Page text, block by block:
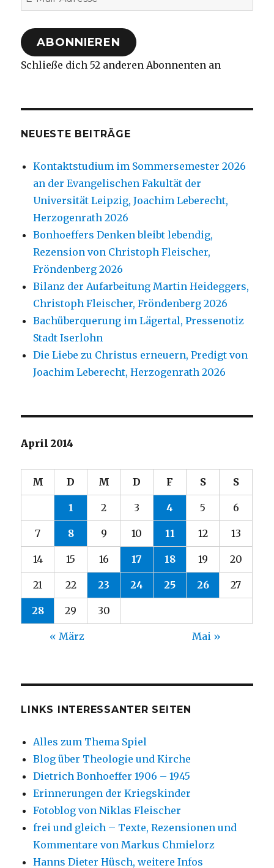
Mail-
Adresse
ABONNIEREN
Schließe dich 52 anderen Abonnenten an
NEUESTE BEITRÄGE
Kontaktstudium im Sommersemester 2026
an der Evangelischen Fakultät der
Universität Leipzig, Joachim Leberecht,
Herzogenrath 2026
Bonhoeffers Denken bleibt lebendig,
Rezension von Christoph Fleischer,
Fröndenberg 2026
Bilanz der Aufarbeitung Martin Heideggers,
Christoph Fleischer, Fröndenberg 2026
Bachüberquerung im Lägertal, Pressenotiz
Stadt Iserlohn
Die Liebe zu Christus erneuern, Predigt von
Joachim Leberecht, Herzogenrath 2026
April 2014
M D M D F S S
1 2 3 4 5 6
7 8 9 10 11 12 13
14 15 16 17 18 19 20
21 22 23 24 25 26 27
28 29 30
« März Mai »
LINKS INTERESSANTER SEITEN
Alles zum Thema Spiel
Blog über Theologie und Kirche
Dietrich Bonhoeffer 1906 – 1945
Erinnerungen der Kriegskinder
Fotoblog von Niklas Fleischer
frei und gleich – Texte, Rezensionen und
Kommentare von Markus Chmielorz
Hanns Dieter Hüsch, weitere Infos